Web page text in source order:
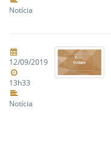
Notícia
12/09/2019
13h33
Notícia